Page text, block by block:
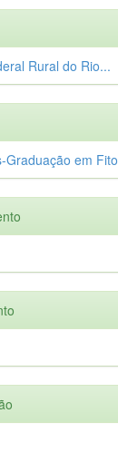
Rural do Rio...
Graduação em